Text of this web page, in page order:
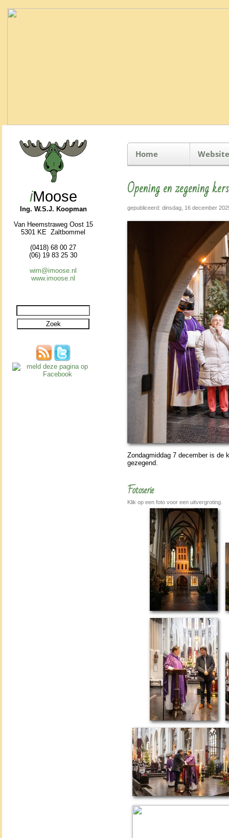
iMoose
Ing. W.S.J. Koopman
Van Heemstraweg Oost 15
5301 KE Zaltbommel
(0418) 68 00 27
(06) 19 83 25 30
wim@imoose.nl
www.imoose.nl
Home
Opening en zegening
gepubliceerd: dinsdag, 16 december
Zondag­mid­dag 7 de­cem­ber is de
gezegend.
Fotoserie
Klik op een foto voor een uitvergroting.